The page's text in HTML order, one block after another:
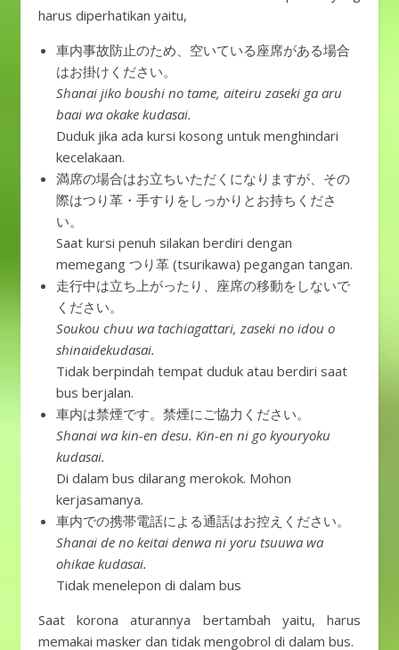
harus diperhatikan yaitu,
車内事故防止のため、空いている座席がある場合
はお掛けください。
Shanai jiko boushi no tame, aiteiru zaseki ga aru
baai wa okake kudasai.
Duduk jika ada kursi kosong untuk menghindari
kecelakaan.
満席の場合はお立ちいただくになりますが、その
際はつり革・手すりをしっかりとお持ちくださ
い。
Saat kursi penuh silakan berdiri dengan
memegang つり革 (tsurikawa) pegangan tangan.
走行中は立ち上がったり、座席の移動をしないで
ください。
Soukou chuu wa tachiagattari, zaseki no idou o
shinaidekudasai.
Tidak berpindah tempat duduk atau berdiri saat
bus berjalan.
車内は禁煙です。禁煙にご協力ください。
Shanai wa kin-en desu. Kin-en ni go kyouryoku
kudasai.
Di dalam bus dilarang merokok. Mohon
kerjasamanya.
車内での携帯電話による通話はお控えください。
Shanai de no keitai denwa ni yoru tsuuwa wa
ohikae kudasai.
Tidak menelepon di dalam bus
Saat korona aturannya bertambah yaitu, harus
memakai masker dan tidak mengobrol di dalam bus.